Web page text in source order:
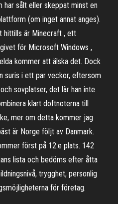
har sålt eller skeppat minst en
(om inget annat anges).
hittills är Minecraft , ett
för Microsoft Windows ,
kommer att älska det. Dock
suris i ett par veckor, eftersom
sovplatser, det lär han inte
klart doftnoterna till
mer om detta kommer jag
är Norge följt av Danmark.
först på 12:e plats. 142
lista och bedöms efter åtta
trygghet, personlig
för företag.